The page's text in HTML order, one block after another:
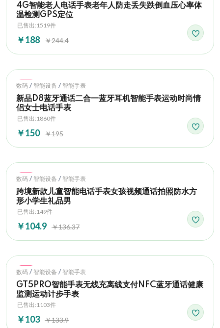
4G智能老人电话手表老年人防走丢失跌倒血压心率体
温检测GPS定位
已售出:1519件
￥188 ￥244.4
Hot
数码 / 智能设备 / 智能手表
新品D8蓝牙通话二合一蓝牙耳机智能手表运动时尚情
侣女士电话手表
已售出:1860件
￥150 ￥195
Hot
数码 / 智能设备 / 智能手表
跨境新款儿童智能电话手表女孩视频通话拍照防水方
形小学生礼品男
已售出:149件
￥104.9 ￥136.37
Hot
数码 / 智能设备 / 智能手表
GT5PRO智能手表无线充离线支付NFC蓝牙通话健康
监测运动计步手表
已售出:1103件
￥103 ￥133.9